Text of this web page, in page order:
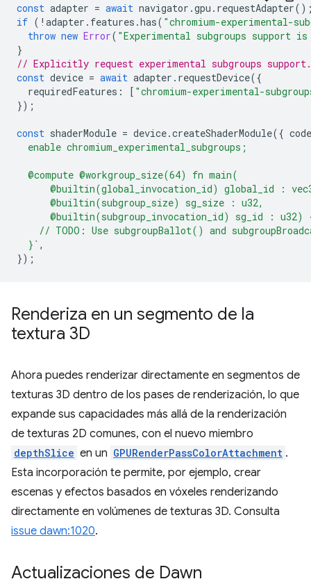
const adapter = await navigator .gpu . requestAdapter
if ( ! adapter . features .has( "chromium-experimental-
throw new Error( "Experimental subgroups support
}
// Explicitly request experimental subgroups support.
const device = await adapter . requestDevice({
requiredFeatures : [ "chromium-experimental-
});
const shaderModule = device.createShaderModule({ code
  enable chromium_experimental_subgroups;
  @compute @workgroup_size(64) fn main(
@builtin(global_invocation_id) global_id :
      @builtin(subgroup_size) sg_size : u32,
@builtin(subgroup_invocation_id) sg_id : u32)
// TODO: Use subgroupBallot() and
  }`
,
});
Renderiza en un segmento de la
textura 3D
Ahora puedes renderizar directamente en segmentos de
texturas 3D dentro de los pases de renderización, lo que
expande sus capacidades más allá de la renderización
de texturas 2D comunes, con el nuevo miembro
depthSlice en un GPURenderPassColorAttachment .
Esta incorporación te permite, por ejemplo, crear
escenas y efectos basados en vóxeles renderizando
directamente en volúmenes de texturas 3D. Consulta
issue dawn:1020.
Actualizaciones de Dawn